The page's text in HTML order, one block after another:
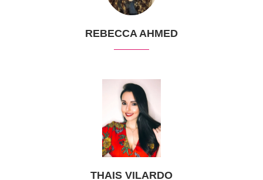
REBECCA AHMED
THAIS VILARDO